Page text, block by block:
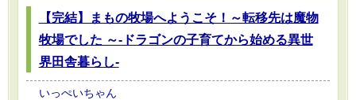
【完結】まもの牧場へようこそ！～転移先は魔物
牧場でした ～-ドラゴンの子育てから始める異世
界田舎暮らし-
いっぺいちゃん